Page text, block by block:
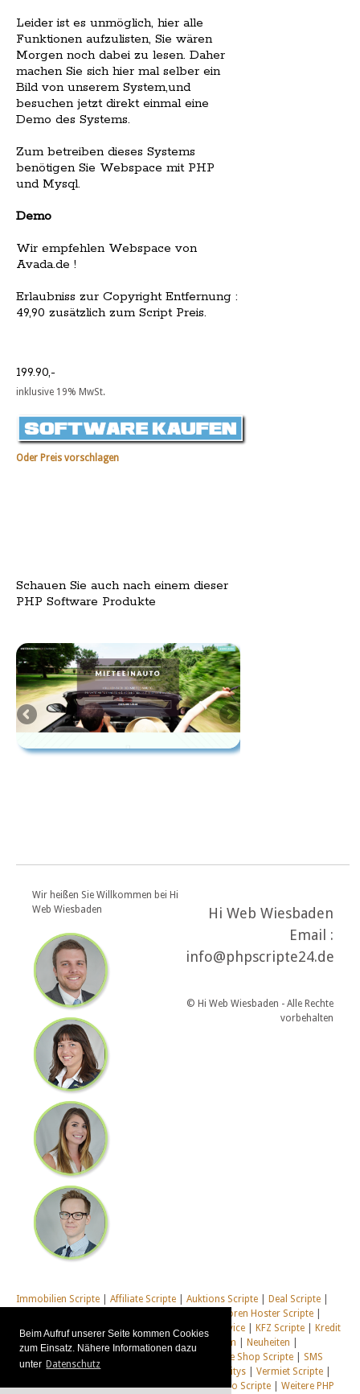
Beim Aufruf unserer Seite kommen Cookies
zum Einsatz. Nähere Informationen dazu
unter Datenschutz
Leider ist es unmöglich, hier alle
Funktionen aufzulisten, Sie wären
Morgen noch dabei zu lesen. Daher
machen Sie sich hier mal selber ein
Bild von unserem System,und
besuchen jetzt direkt einmal eine
Demo des Systems.
Zum betreiben dieses Systems
benötigen Sie Webspace mit PHP
und Mysql.
Demo
Wir empfehlen Webspace von
Avada.de !
Erlaubniss zur Copyright Entfernung :
49,90 zusätzlich zum Script Preis.
199.90,-
inklusive 19% MwSt.
Oder Preis vorschlagen
Schauen Sie auch nach einem dieser
PHP Software Produkte
Wir heißen Sie Willkommen bei Hi
Web Wiesbaden
Hi Web Wiesbaden
Email :
info@phpscripte24.de
© Hi Web Wiesbaden - Alle Rechte
vorbehalten
Immobilien Scripte Affiliate Scripte Auktions Scripte Deal Scripte
Foren Hoster Scripte
Homepage Generator Scripte
Installations Service KFZ Scripte
Kredit
Scripte| Management Scripte| Multi Web System Neuheiten
Newsletter Scripte
Shop & Live Shop Scripte
SMS
Scripte|Social Communitys Tausch Communitys Vermiet Scripte
Webcam Scripte|Webhosting Scripte|Webradio Scripte Weitere PHP